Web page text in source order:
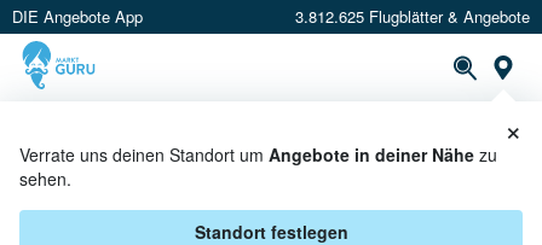
DIE Angebote App 3.812.625 Flugblätter & Angebote
Verrate uns deinen Standort um Angebote in deiner Nähe zu
sehen.
Standort festlegen
×
RADATZ BEI BILLA - ANGEBOTE &